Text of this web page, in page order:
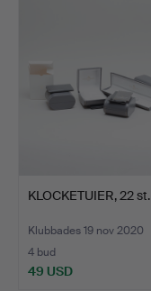
KLOCKETUIER, 22 st.
Klubbades 19 nov 2020
4 bud
49 USD